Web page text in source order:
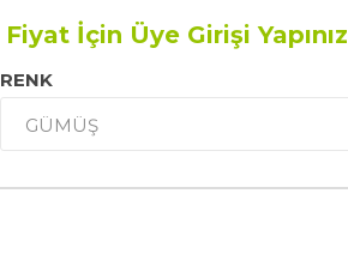
Fiyat İçin Üye Girişi Yapınız
RENK